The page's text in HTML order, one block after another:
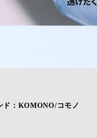
ド：KOMONO/コモノ